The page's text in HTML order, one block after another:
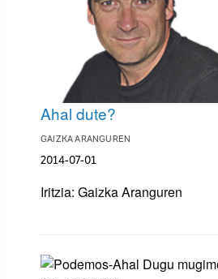
Ahal dute?
GAIZKA ARANGUREN
2014-07-01
Iritzia: Gaizka Aranguren